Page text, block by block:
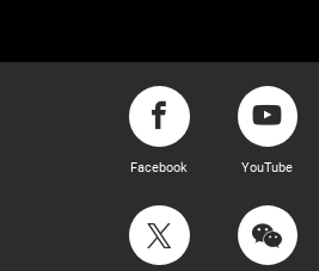
Facebook YouTube